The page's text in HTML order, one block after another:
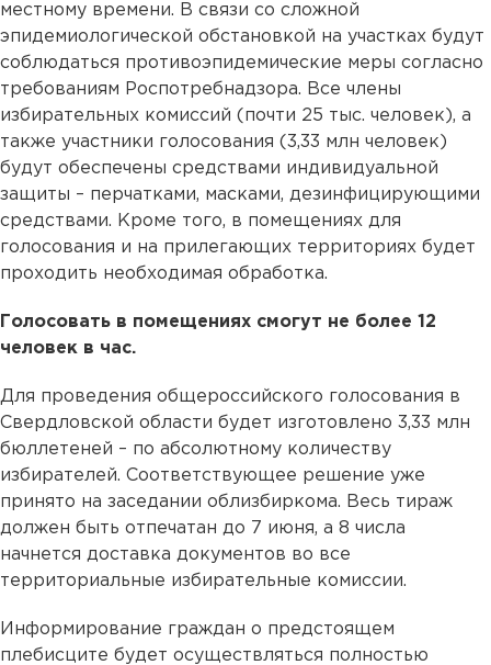
местному времени. В связи со сложной
эпидемиологической обстановкой на участках будут
соблюдаться противоэпидемические меры согласно
требованиям Роспотребнадзора. Все члены
избирательных комиссий (почти 25 тыс. человек), а
также участники голосования (3,33 млн человек)
будут обеспечены средствами индивидуальной
защиты – перчатками, масками, дезинфицирующими
средствами. Кроме того, в помещениях для
голосования и на прилегающих территориях будет
проходить необходимая обработка.
Голосовать в помещениях смогут не более 12
человек в час.
Для проведения общероссийского голосования в
Свердловской области будет изготовлено 3,33 млн
бюллетеней – по абсолютному количеству
избирателей. Соответствующее решение уже
принято на заседании облизбиркома. Весь тираж
должен быть отпечатан до 7 июня, а 8 числа
начнется доставка документов во все
территориальные избирательные комиссии.
Информирование граждан о предстоящем
плебисците будет осуществляться полностью